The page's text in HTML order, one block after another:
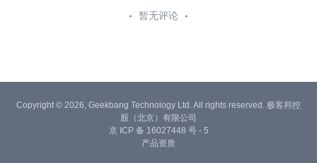
暂无评论
Copyright © 2026, Geekbang Technology Ltd. All rights reserved. 极客邦控
股（北京）有限公司
京 ICP 备 16027448 号 - 5
产品资质